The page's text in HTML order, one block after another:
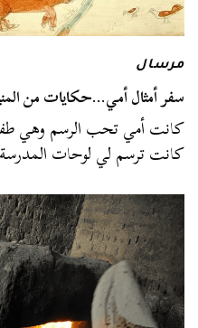
مرسال
سفر أمثال أمي…حكايات من
كانت أمي تحب الرسم وهي
كانت ترسم لي لوحات